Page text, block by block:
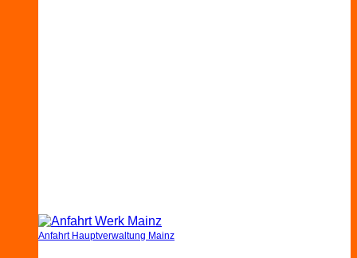
Anfahrt Hauptverwaltung Mainz